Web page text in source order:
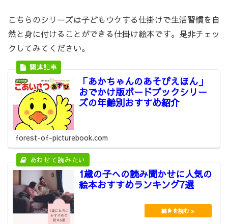
こちらのシリーズは子どもウケする仕掛けで生活習慣を自
然と身に付けることができる仕掛け絵本です。是非チェッ
クしてみてください。
「あかちゃんのあそびえほん」
おでかけ版ボードブックシリー
ズの年齢別おすすめ紹介
forest-of-picturebook.com
1歳の子への読み聞かせに人気の
絵本おすすめランキング7選